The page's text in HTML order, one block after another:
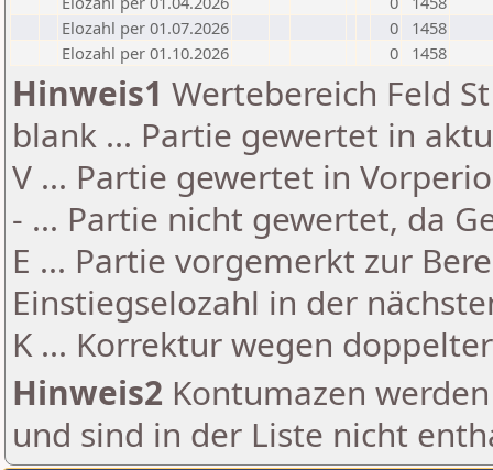
Elozahl per 01.07.2026
0
1458
Elozahl per 01.10.2026
0 1458
Hinweis1 Wertebereich Feld
blank ... Partie gewertet in
V ... Partie gewertet in
- ... Partie nicht gewertet, da
E ... Partie vorgemerkt zur
Einstiegselozahl in der
K ... Korrektur wegen
Hinweis2 Kontumazen
und sind in der Liste nicht